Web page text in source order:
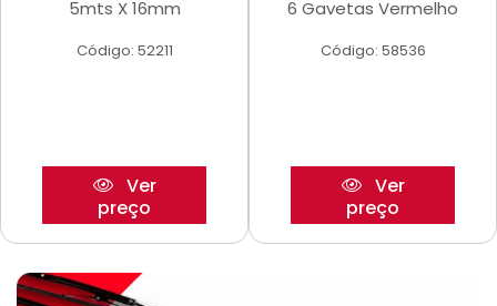
5mts X 16mm
Código: 52211
Ver
preço
6 Gavetas Vermelho
Código: 58536
Ver
preço